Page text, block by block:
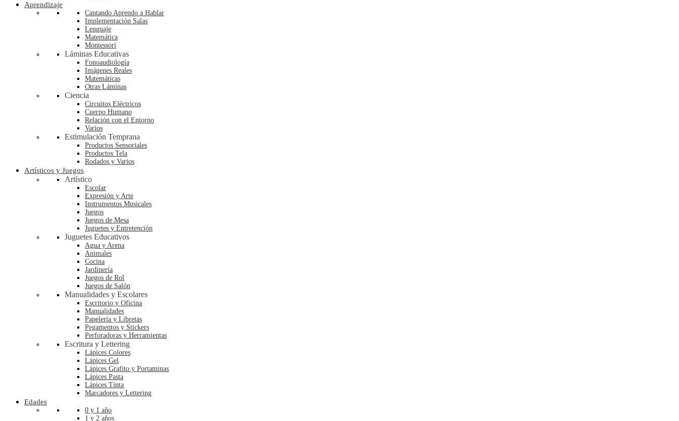
Aprendizaje
Cantando Aprendo a Hablar
Implementación Salas
Lenguaje
Matemática
Montessori
Láminas Educativas
Fonoaudiología
Imágenes Reales
Matemáticas
Otras Láminas
Ciencia
Circuitos Eléctricos
Cuerpo Humano
Relación con el Entorno
Varios
Estimulación Temprana
Productos Sensoriales
Productos Tela
Rodados y Varios
Artísticos y Juegos
Artístico
Escolar
Expresión y Arte
Instrumentos Musicales
Juegos
Juegos de Mesa
Juguetes y Entretención
Juguetes Educativos
Agua y Arena
Animales
Cocina
Jardinería
Juegos de Rol
Juegos de Salón
Manualidades y Escolares
Escritorio y Oficina
Manualidades
Papelería y Libretas
Pegamentos y Stickers
Perforadoras y Herramientas
Escritura y Lettering
Lápices Colores
Lápices Gel
Lápices Grafito y Portaminas
Lápices Pasta
Lápices Tinta
Marcadores y Lettering
Edades
0 y 1 año
1 y 2 años